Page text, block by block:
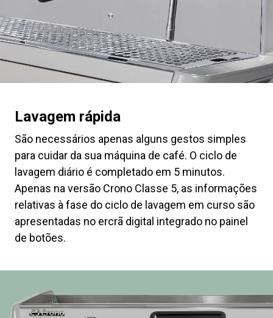
Lavagem rápida
São necessários apenas alguns gestos simples
para cuidar da sua máquina de café. O ciclo de
lavagem diário é completado em 5 minutos.
Apenas na versão Crono Classe 5, as informações
relativas à fase do ciclo de lavagem em curso são
apresentadas no ercrã digital integrado no painel
de botões.
Todos